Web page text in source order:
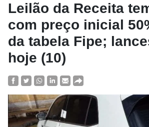
Leilão da Receita
com preço inicial
da tabela Fipe;
hoje (10)